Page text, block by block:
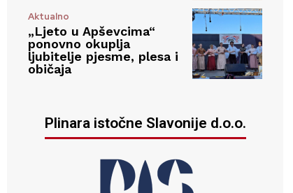
Aktualno
„Ljeto u Apševcima“
ponovno okuplja
ljubitelje pjesme, plesa i
običaja
Plinara istočne Slavonije d.o.o.